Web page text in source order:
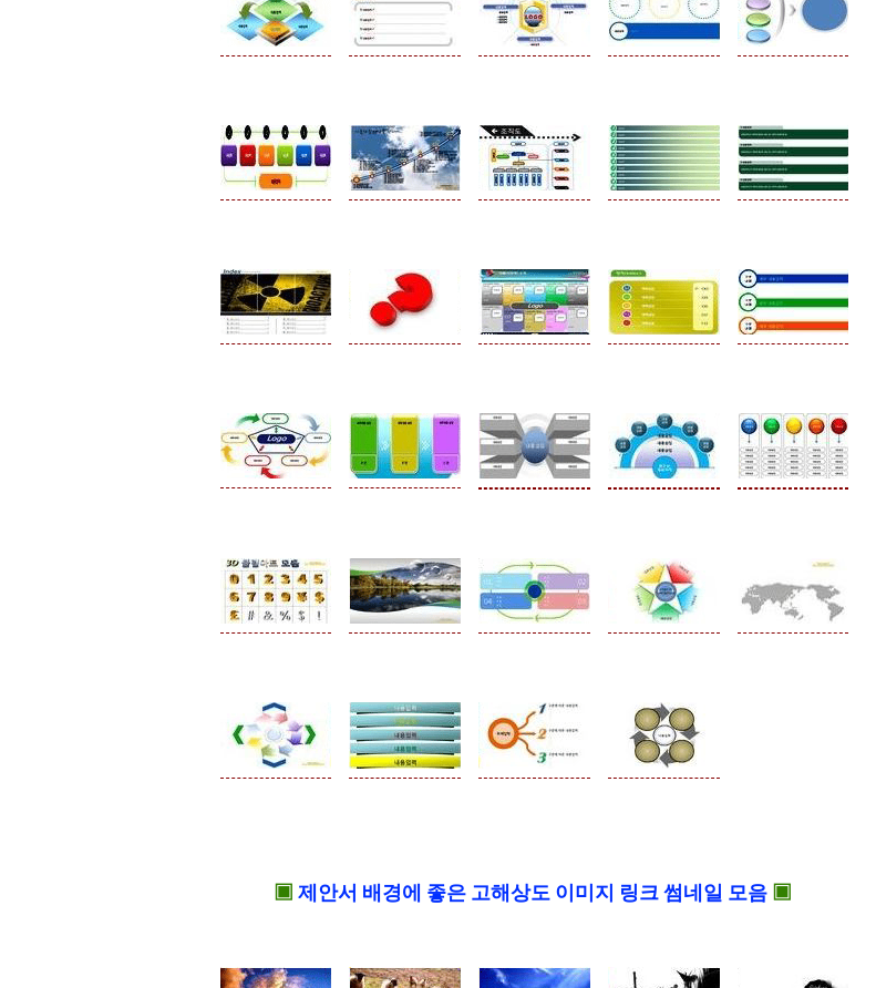
▣ 제안서 배경에 좋은 고해상도 이미지 링크 썸네일 모음▣